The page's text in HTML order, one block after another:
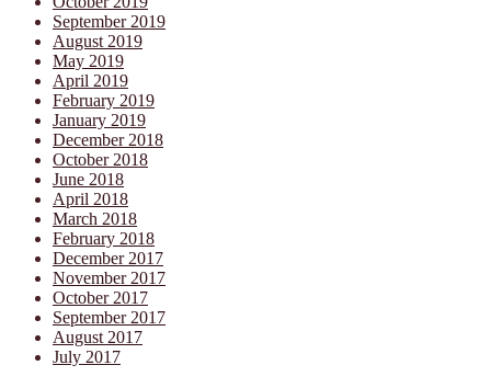
September 2019
August 2019
May 2019
April 2019
February 2019
January 2019
December 2018
October 2018
June 2018
April 2018
March 2018
February 2018
December 2017
November 2017
October 2017
September 2017
August 2017
July 2017